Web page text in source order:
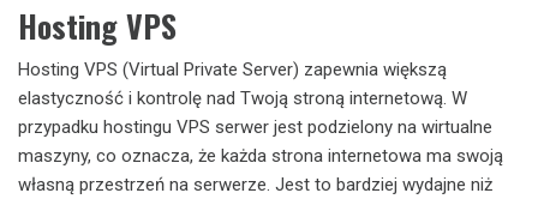
Hosting VPS
Hosting VPS (Virtual Private Server) zapewnia większą
elastyczność i kontrolę nad Twoją stroną internetową. W
przypadku hostingu VPS serwer jest podzielony na wirtualne
maszyny, co oznacza, że ​​każda strona internetowa ma swoją
własną przestrzeń na serwerze. Jest to bardziej wydajne niż